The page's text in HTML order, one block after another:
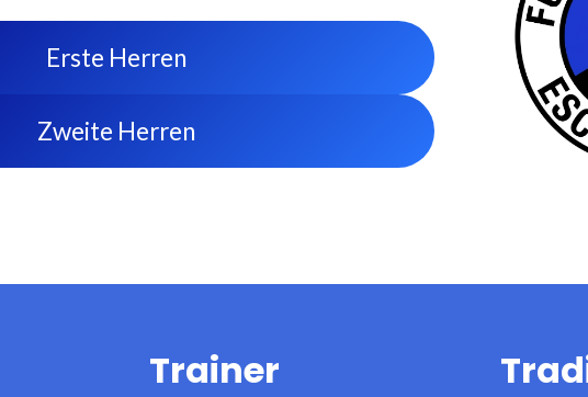
Erste Herren
Zweite Herren
Trainer